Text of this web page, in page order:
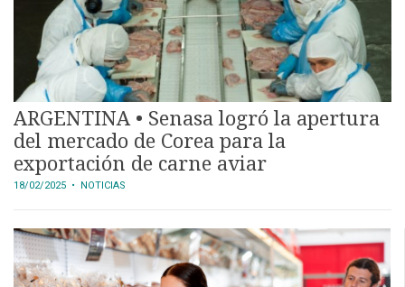
ARGENTINA • Senasa logró la apertura
del mercado de Corea para la
exportación de carne aviar
18/02/2025 • NOTICIAS